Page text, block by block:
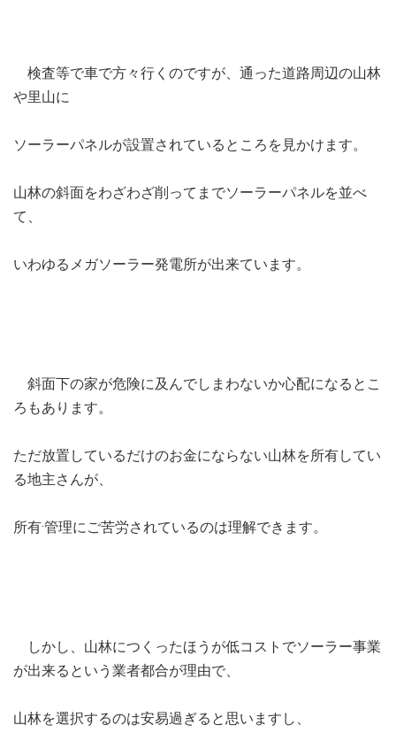
検査等で車で方々行くのですが、通った道路周辺の山林
や里山に
ソーラーパネルが設置されているところを見かけます。
山林の斜面をわざわざ削ってまでソーラーパネルを並べ
て、
いわゆるメガソーラー発電所が出来ています。
斜面下の家が危険に及んでしまわないか心配になるとこ
ろもあります。
ただ放置しているだけのお金にならない山林を所有してい
る地主さんが、
所有·管理にご苦労されているのは理解できます。
しかし、山林につくったほうが低コストでソーラー事業
が出来るという業者都合が理由で、
山林を選択するのは安易過ぎると思いますし、